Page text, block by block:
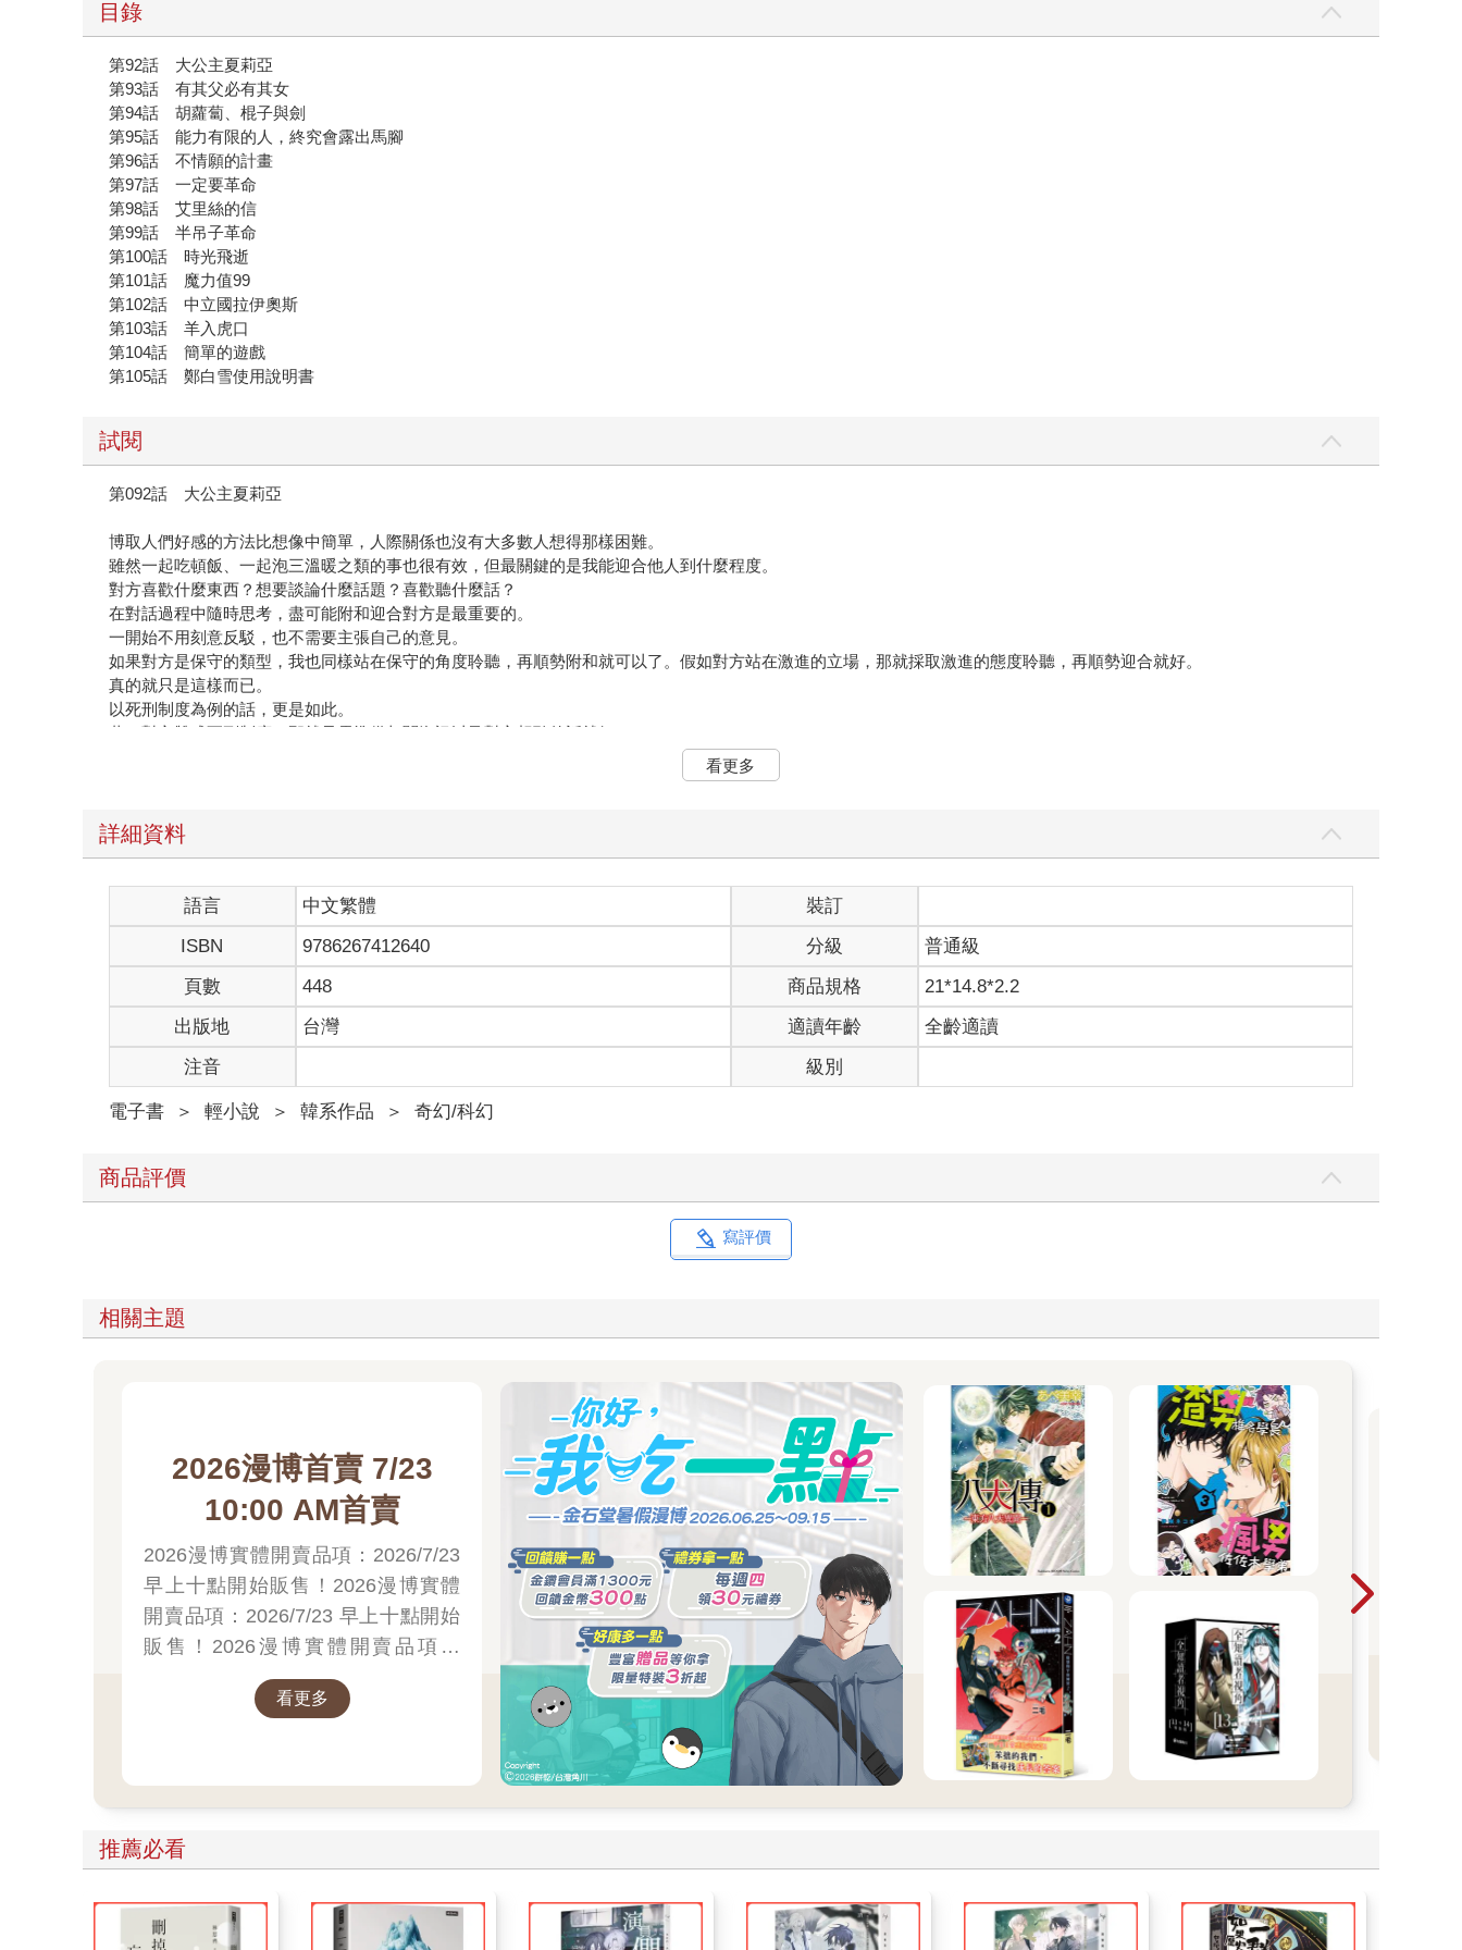
目錄
第92話 大公主夏莉亞
第93話 有其父必有其女
第94話 胡蘿蔔、棍子與劍
第95話 能力有限的人，終究會露出馬腳
第96話 不情願的計畫
第97話 一定要革命
第98話 艾里絲的信
第99話 半吊子革命
第100話 時光飛逝
第101話 魔力值99
第102話 中立國拉伊奧斯
第103話 羊入虎口
第104話 簡單的遊戲
第105話 鄭白雪使用說明書
試閱
第092話 大公主夏莉亞
博取人們好感的方法比想像中簡單，人際關係也沒有大多數人想得那樣困難。
雖然一起吃頓飯、一起泡三溫暖之類的事也很有效，但最關鍵的是我能迎合他人到什麼程度。
對方喜歡什麼東西？想要談論什麼話題？喜歡聽什麼話？
在對話過程中隨時思考，盡可能附和迎合對方是最重要的。
一開始不用刻意反駁，也不需要主張自己的意見。
如果對方是保守的類型，我也同樣站在保守的角度聆聽，再順勢附和就可以了。假如對方站在激進的立場，那就採取激進的態度聆聽，再順勢迎合就好。
真的就只是這樣而已。
以死刑制度為例的話，更是如此。
萬一對方贊成死刑制度，那就只需準備相關資訊以及對方想聽的話就好。
高聲指出死刑制度的必要性，接著進行熱烈的討論，最後再積極贊同對方的論點。
當然，我也有自己的主張，但那並不重要。
即便我站在反對的立場，也沒有必要非得大聲疾呼。
因為很多人會因此惱怒，或乾脆中斷彼此的對話。
假如想將自己的主張傳遞給對方，就不應該當場發怒，而是必須拖延一點時間。
當對方認知到彼此是相當契合的朋友，是具有相似立場的同類，從這一瞬間開始，只要一點點、一點點逐步補上自己的意見就能讓對方聽進去了。
就像泡在溫水裡的青蛙，水逐漸沸騰了也不會想跳出去。
這就是將他人轉變成友軍方法，也是奸臣操控當權者的手段。
我對巴傑爾樞機主教長期使用的手法正是如此。
和他一起打發時間、不斷附和他，讓他持續對我感到滿意。同時精準解決對方的困擾，並分享各式各樣的話題。
為了談話能夠順利，事先做好功課自然是必要之舉。我必須精通神學，也要非常了解與異端、惡魔相關的內容。
比起和他聊天，我反而花費更多時間跟上他的知識水準，預備工作的重要性可見一斑。
為了鞏固彼此想斷也斷不了的關係，我耗費了長達數個月的時間。
效果完全超乎想像。
但偶爾也會有想盡辦法討對方歡心，卻始終沒辦法變得親近的情況。
我跟他的頻率似乎完美同步。這位皇帝想要一位真正的奸臣，而我剛好百分之百符合他的條件。
但他不斷地對我絮絮叨叨，已經開始讓我感到困擾。
即便帝國八強的遊行已經結束，現在進入派對時間，他看起來還是很想跟我說話。
這個老頭也有很多事要處理，他必須和坐擁權勢的貴族聊天，也需要和教皇廳的人維繫關係。
雖然我每次在這種場合都備受矚目，但像今天這樣受到眾人關心卻是第一次。
琳德、席利亞與大灣，即便都隸屬於神聖帝國，卻被不少人認為是獨立區域。在城市裡治理這些地方的強者們也是這麼想的。
也就是說，儘管這些城市出身的人對帝國間接產生影響，卻不可能進行直接性的活動。
如今狀況完全扭轉，就算名門望族開始趨炎附勢也不足為奇。
利用帝國八強的名號，我多少能在神聖帝國的政治圈獲得一點助力。
雖然不是很了解，不過反對皇帝的貴族們或十分關注政局變化的人，很可能會對今天的事更敏感。
「哈哈哈。帝國人民的歡呼聲好像持續不止。」
「這是當然的。我們神聖帝國數一數二冒險家們的名聲，難道會是隨便編纂出來的嗎？」
「啊啊，是啊，說得也是。」
「我聽說現在的小孩子，沒有一個人沒看過冒險日誌。尤其是從琳德來的冒險日誌，我自己也對其中的很多情節印象深刻，感覺就像是在看童話書裡出現的英雄或勇士所發生
「哈哈哈。的確和英雄或勇士沒什麼區別，皇帝陛下親自選定的帝國八強，就是帝國的英雄沒錯。」
看著貴族們不分你我，接連跑來說這種阿諛奉承的話，我就忍不住笑出來。
每個人身邊至少都被七、八個人圍繞。
派對才剛開始沒多久，就能看出很多人已經開始感到疲倦。
車熙拉在距離較遠的地方被許多貴族圍著聊天。雖然她的嘴角掛著微笑，但我比誰都清楚，那其實是爆發前一刻的表情。
親愛的重生者也一樣。
他也學過貴族禮儀嗎？
看更多
詳細資料
語言 中文繁體
裝訂
ISBN
9786267412640 分級
普通級
頁數
448 商品規格
21*14.8*2.2
出版地
台灣 適讀年齡
全齡適讀
注音
級別
電子書 ＞ 輕小說 ＞ 韓系作品 ＞ 奇幻/科幻
商品評價
寫評價
相關主題
2026漫博首賣 7/23
10:00 AM首賣
2026漫博實體開賣品項：2026/7/23
早上十點開始販售！2026漫博實體
開賣品項：2026/7/23 早上十點開始
販售！2026漫博實體開賣品項：
2026/7/23 早上十點開始販售！先領
券券再結帳喔！看更多
推薦必看